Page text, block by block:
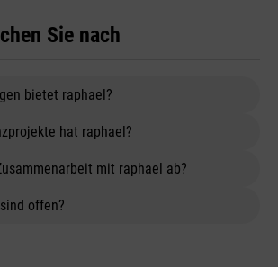
Sie nach
bietet raphael?
hat raphael?
mit raphael ab?
offen?